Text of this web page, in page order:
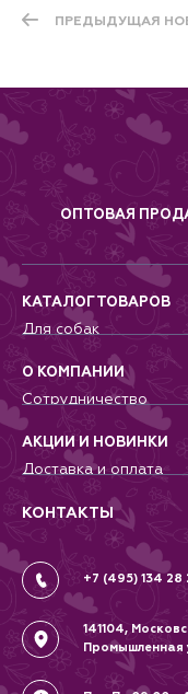
ПРЕДЫДУЩАЯ
ОПТОВАЯ
КАТАЛОГ ТОВАРОВ
Для собак
Для кошек
Для грызунов
Для птиц
Аквариумистика,
Террариумистика
О КОМПАНИИ
Сотрудничество
Питомникам
Добрые дела
Новости
Контакты
Вопрос-Ответ
АКЦИИ И НОВИНКИ
Доставка и оплата
Гарантии и возврат
Вакансии
Политика
Соглашение
КОНТАКТЫ
+7 (495) 134 28
141104,
Промышленная